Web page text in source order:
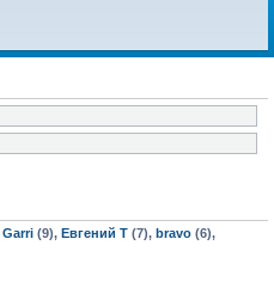
Garri (9), Евгений Т (7), bravo (6),